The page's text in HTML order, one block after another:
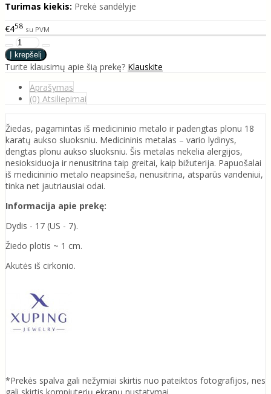
Turimas kiekis: Prekė sandėlyje
€458 su PVM
Turite klausimų apie šią prekę? Klauskite
Aprašymas
(0) Atsiliepimai
Žiedas, pagamintas iš medicininio metalo ir padengtas plonu 18
karatų aukso sluoksniu. Medicininis metalas – vario lydinys,
dengtas plonu aukso sluoksniu. Šis metalas nekelia alergijos,
nesioksiduoja ir nenusitrina taip greitai, kaip bižuterija. Papuošalai
iš medicininio metalo neapsineša, nenusitrina, atsparūs vandeniui,
tinka net jautriausiai odai.
Informacija apie prekę:
Dydis - 17 (US - 7).
Žiedo plotis ~ 1 cm.
Akutės iš cirkonio.
*Prekės spalva gali nežymiai skirtis nuo pateiktos fotografijos, nes